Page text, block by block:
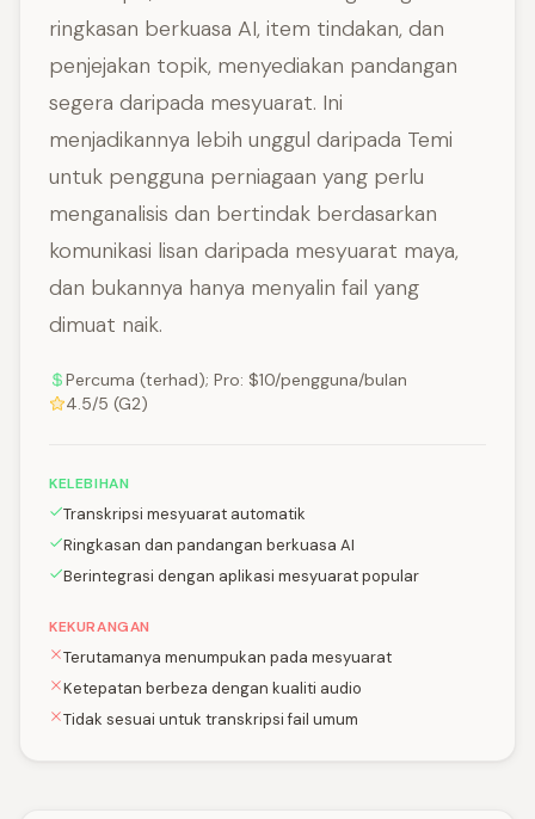
ringkasan berkuasa AI, item tindakan, dan
penjejakan topik, menyediakan pandangan
segera daripada mesyuarat. Ini
menjadikannya lebih unggul daripada Temi
untuk pengguna perniagaan yang perlu
menganalisis dan bertindak berdasarkan
komunikasi lisan daripada mesyuarat maya,
dan bukannya hanya menyalin fail yang
dimuat naik.
Percuma (terhad); Pro: $10/pengguna/bulan
4.5/5 (G2)
KELEBIHAN
Transkripsi mesyuarat automatik
Ringkasan dan pandangan berkuasa AI
Berintegrasi dengan aplikasi mesyuarat popular
KEKURANGAN
Terutamanya menumpukan pada mesyuarat
Ketepatan berbeza dengan kualiti audio
Tidak sesuai untuk transkripsi fail umum